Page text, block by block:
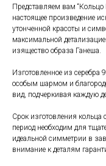
Представляем вам “Кольцо
настоящее произведение
утонченной красоты и
максимальной
изящество образа Ганеша.
Изготовленное из серебра
особым шармом и
вид, подчеркивая каждую
Срок изготовления кольца
период необходим для
идеальной симметрии в
внимание к деталям